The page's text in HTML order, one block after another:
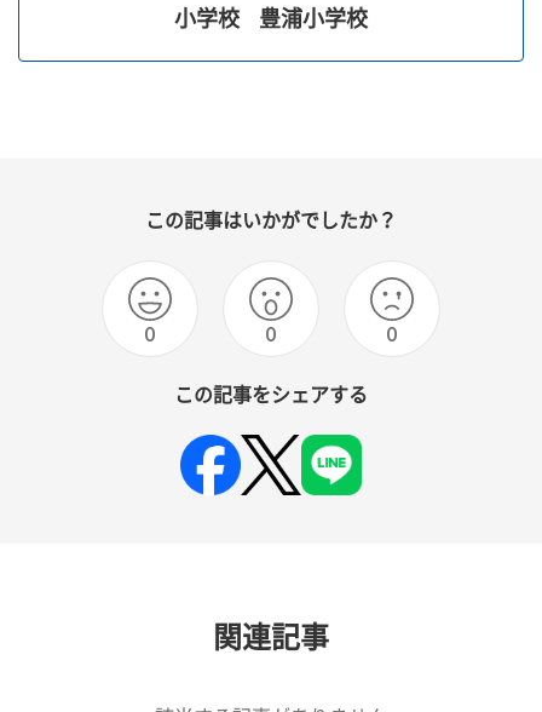
小学校 豊浦小学校
この記事はいかがでしたか？
0 0 0
この記事をシェアする
関連記事